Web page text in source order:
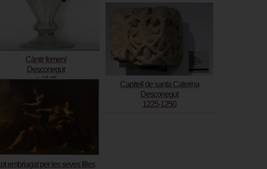
Càntir femení
Desconegut
s. XVIII
Capitell de santa Caterina
Desconegut
1225-1250
Lot embriagat per les seves filles